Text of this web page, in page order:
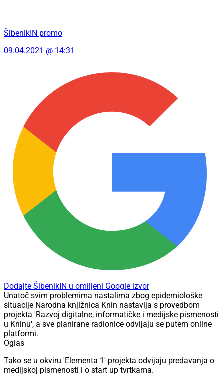
ŠibenikIN promo
09.04.2021 @ 14:31
Dodajte ŠibenikIN u omiljeni Google izvor
Unatoč svim problemima nastalima zbog epidemiološke
situacije Narodna knjižnica Knin nastavlja s provedbom
projekta 'Razvoj digitalne, informatičke i medijske pismenosti
u Kninu', a sve planirane radionice odvijaju se putem online
platformi.
Oglas
Tako se u okviru 'Elementa 1' projekta odvijaju predavanja o
medijskoj pismenosti i o start up tvrtkama.